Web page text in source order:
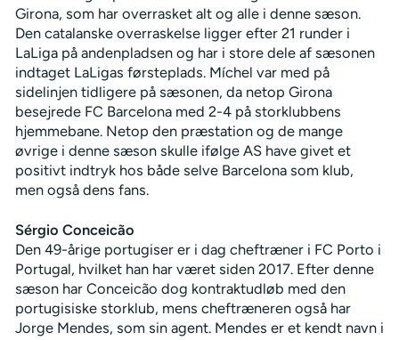
Girona, som har overrasket alt og alle i denne sæson.
Den catalanske overraskelse ligger efter 21 runder i
LaLiga på andenpladsen og har i store dele af sæsonen
indtaget LaLigas førsteplads. Míchel var med på
sidelinjen tidligere på sæsonen, da netop Girona
besejrede FC Barcelona med 2-4 på storklubbens
hjemmebane. Netop den præstation og de mange
øvrige i denne sæson skulle ifølge AS have givet et
positivt indtryk hos både selve Barcelona som klub,
men også dens fans.
Sérgio Conceicão
Den 49-årige portugiser er i dag cheftræner i FC Porto i
Portugal, hvilket han har været siden 2017. Efter denne
sæson har Conceicão dog kontraktudløb med den
portugisiske storklub, mens cheftræneren også har
Jorge Mendes, som sin agent. Mendes er et kendt navn i